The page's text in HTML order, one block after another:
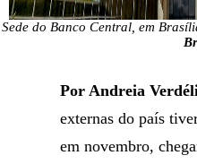
Sede do Banco Central, em
Por Andreia
externas do país
em novembro,